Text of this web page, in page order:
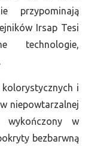
przypominają
Irsap Tesi
technologie,
i
niepowtarzalnej
wykończony w
bezbarwną